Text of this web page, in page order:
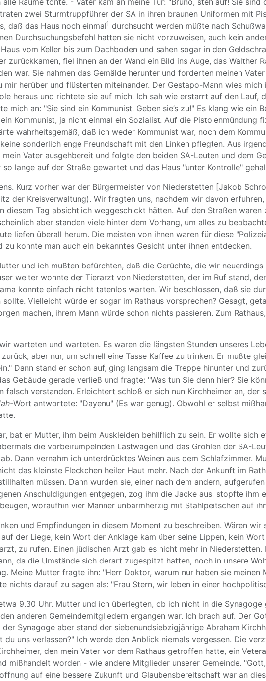
Räume tönte. - Vater kam an meine Tür: "Bruno, steh auf! Sie
zwei Sturmtruppführer der SA in ihren braunen Uniformen mit
daß das Haus noch einmal1 durchsucht werden müßte nach
Durchsuchungsbefehl hatten sie nicht vorzuweisen, auch kein
vom Keller bis zum Dachboden und sahen sogar in den
zurückkamen, fiel ihnen an der Wand ein Bild ins Auge, das Walther
war. Sie nahmen das Gemälde herunter und forderten meinen
mir herüber und flüsterten miteinander. Der Gestapo-Mann wies
heraus und richtete sie auf mich. Ich sah wie erstarrt auf den
mich an: "Sie sind ein Kommunist! Geben sie’s zu!" Es klang wie
Kommunist, ja nicht einmal ein Sozialist. Auf die Pistolenmündung
wahrheitsgemäß, daß ich weder Kommunist war, noch dem
sonderlich enge Freundschaft mit den Linken pflegten. Aus
Vater ausgehbereit und folgte den beiden SA-Leuten und dem
lange auf der Straße gewartet und das Haus "unter Kontrolle"
Kurz vorher war der Bürgermeister von Niederstetten [Jakob
der Kreisverwaltung). Wir fragten uns, nachdem wir davon
diesem Tag absichtlich weggeschickt hätten. Auf den Straßen
aber standen viele hinter dem Vorhang, um alles zu
liefen überall herum. Die meisten von ihnen waren für diese
zu konnte man auch ein bekanntes Gesicht unter ihnen entdecken.
und ich mußten befürchten, daß die Gerüchte, die wir
weiter wohnte der Tierarzt von Niederstetten, der im Ruf stand,
konnte einfach nicht tatenlos warten. Wir beschlossen, daß sie
Vielleicht würde er sogar im Rathaus vorsprechen? Gesagt,
machen, ihrem Mann würde schon nichts passieren. Zum
warteten und warteten. Es waren die längsten Stunden unseres
aber nur, um schnell eine Tasse Kaffee zu trinken. Er mußte
Dann stand er schon auf, ging langsam die Treppe hinunter und
Gebäude gerade verließ und fragte: "Was tun Sie denn hier? Sie
falsch verstanden. Erleichtert schloß er sich nun Kirchheimer an,
Wort antwortete: "Dayenu" (Es war genug). Obwohl er selbst
bat er Mutter, ihm beim Auskleiden behilflich zu sein. Er wollte sich
die vorbeirumpelnden Lastwagen und das Gröhlen der SA-
Dann vernahm ich unterdrücktes Weinen aus dem Schlafzimmer.
das kleinste Fleckchen heiler Haut mehr. Nach der Ankunft im
müssen. Dann wurden sie, einer nach dem andern,
Anschuldigungen entgegen, zog ihm die Jacke aus, stopfte ihm
woraufhin vier Männer unbarmherzig mit Stahlpeitschen auf
und Empfindungen in diesem Moment zu beschreiben. Wären
der Liege, kein Wort der Anklage kam über seine Lippen, kein
zu rufen. Einen jüdischen Arzt gab es nicht mehr in
da die Umstände sich derart zugespitzt hatten, noch in unsere
Meine Mutter fragte ihn: "Herr Doktor, warum nur haben sie
nichts darauf zu sagen als: "Frau Stern, wir leben in einer
9.30 Uhr. Mutter und ich überlegten, ob ich nicht in die
anderen Gemeindemitgliedern ergangen war. Ich brach auf. Der
Synagoge aber stand der siebenundsiebzigjährige Abraham
uns verlassen?" Ich werde den Anblick niemals vergessen. Die
den mein Vater vor dem Rathaus getroffen hatte, ein
mißhandelt worden - wie andere Mitglieder unserer Gemeinde.
auf eine bessere Zukunft und Glaubensbereitschaft war an